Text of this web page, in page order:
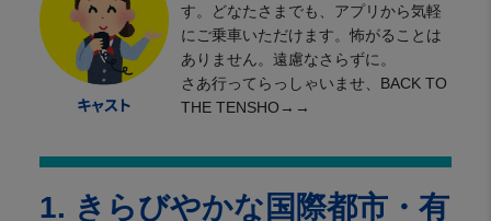
す。どなたさまでも、アプリから気軽
にご乗車いただけます。怖がることは
ありません。遠慮なさらずに。
さあ行ってらっしゃいませ、BACK TO
THE TENSHO→→
1. きらびやかな国際都市・有